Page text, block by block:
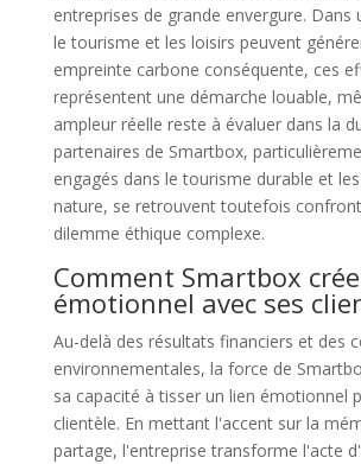
entreprises de grande envergure. Dans
le tourisme et les loisirs peuvent
empreinte carbone conséquente, ces
représentent une démarche louable,
ampleur réelle reste à évaluer dans la
partenaires de Smartbox,
engagés dans le tourisme durable et
nature, se retrouvent toutefois
dilemme éthique complexe.
Comment Smartbox
émotionnel avec ses
Au-delà des résultats financiers et des
environnementales, la force de
sa capacité à tisser un lien émotionnel
clientèle. En mettant l'accent sur la
partage, l'entreprise transforme l'acte